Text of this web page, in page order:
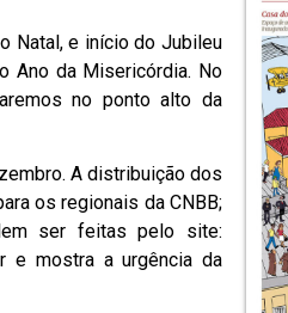
Natal, e início do Jubileu
Ano da Misericórdia. No
no ponto alto da
A distribuição dos
os regionais da CNBB;
ser feitas pelo site:
e mostra a urgência da